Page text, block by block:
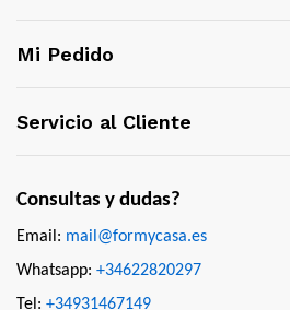
Mi Pedido
Servicio al Cliente
Consultas y dudas?
Email: mail@formycasa.es
Whatsapp: +34622820297
Tel: +34931467149